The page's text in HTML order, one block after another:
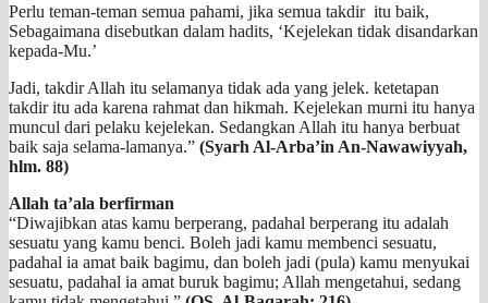
Perlu teman-teman semua pahami, jika semua takdir itu baik,
Sebagaimana disebutkan dalam hadits, ‘Kejelekan tidak disandarkan
kepada-Mu.’
Jadi, takdir Allah itu selamanya tidak ada yang jelek. ketetapan
takdir itu ada karena rahmat dan hikmah. Kejelekan murni itu hanya
muncul dari pelaku kejelekan. Sedangkan Allah itu hanya berbuat
baik saja selama-lamanya.” (Syarh Al-Arba’in An-Nawawiyyah,
hlm. 88)
Allah ta’ala berfirman
“Diwajibkan atas kamu berperang, padahal berperang itu adalah
sesuatu yang kamu benci. Boleh jadi kamu membenci sesuatu,
padahal ia amat baik bagimu, dan boleh jadi (pula) kamu menyukai
sesuatu, padahal ia amat buruk bagimu; Allah mengetahui, sedang